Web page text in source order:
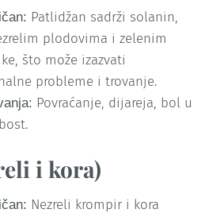
Patlidžan sadrži solanin,
plodovima i zelenim
što može izazvati
probleme i trovanje.
Povraćanje, dijareja, bol u
i kora)
Nezreli krompir i kora